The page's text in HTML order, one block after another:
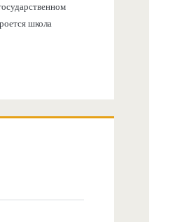
школа